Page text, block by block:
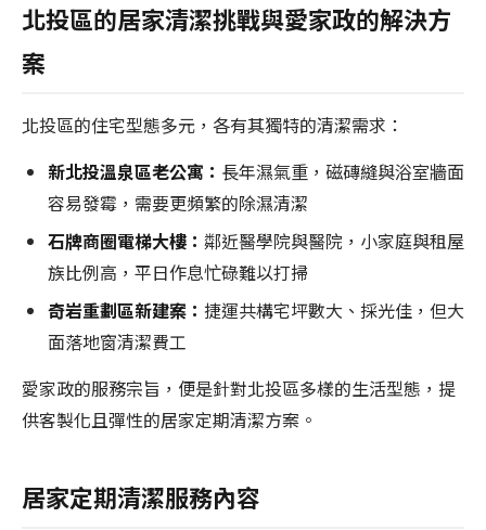
北投區的居家清潔挑戰與愛家政的解決方
案
北投區的住宅型態多元，各有其獨特的清潔需求：
新北投溫泉區老公寓： 長年濕氣重，磁磚縫與浴室牆面
容易發霉，需要更頻繁的除濕清潔
石牌商圈電梯大樓： 鄰近醫學院與醫院，小家庭與租屋
族比例高，平日作息忙碌難以打掃
奇岩重劃區新建案： 捷運共構宅坪數大、採光佳，但大
面落地窗清潔費工
愛家政的服務宗旨，便是針對北投區多樣的生活型態，提
供客製化且彈性的居家定期清潔方案。
居家定期清潔服務內容